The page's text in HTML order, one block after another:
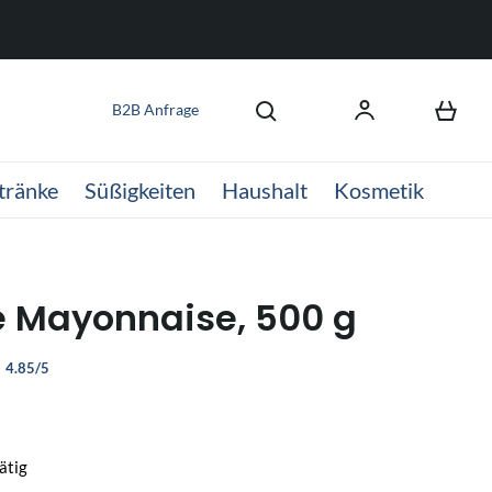
B2B Anfrage
Süßigkeiten Haushalt Kosmetik
Mayonnaise, 500 g
4.85/5